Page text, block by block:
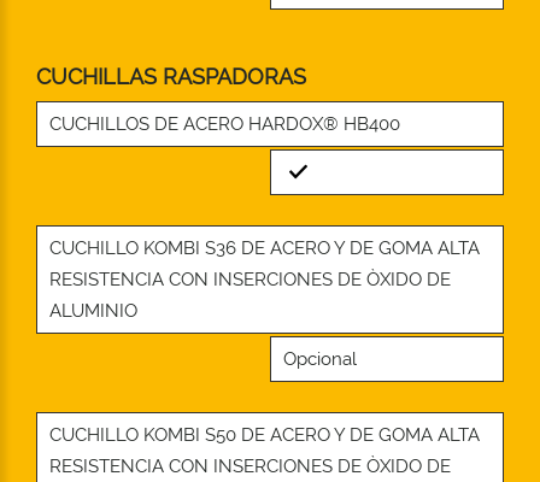
CUCHILLAS RASPADORAS
CUCHILLOS DE ACERO HARDOX® HB400
Standard
CUCHILLO KOMBI S36 DE ACERO Y DE GOMA ALTA
RESISTENCIA CON INSERCIONES DE ÒXIDO DE
ALUMINIO
Opcional
CUCHILLO KOMBI S50 DE ACERO Y DE GOMA ALTA
RESISTENCIA CON INSERCIONES DE ÒXIDO DE